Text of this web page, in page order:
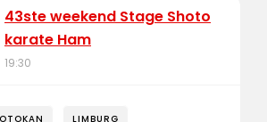
43ste weekend Stage Shoto
karate Ham
19:30
LIMBURG